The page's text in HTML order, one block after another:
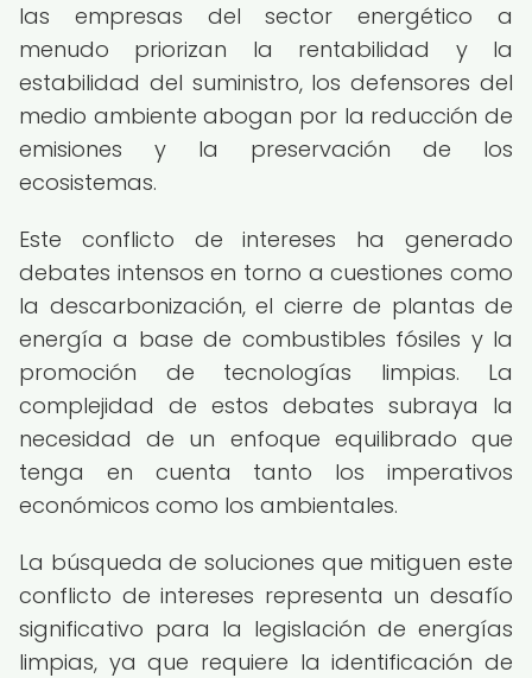
las empresas del sector energético a
menudo priorizan la rentabilidad y la
estabilidad del suministro, los defensores del
medio ambiente abogan por la reducción de
emisiones y la preservación de los
ecosistemas.
Este conflicto de intereses ha generado
debates intensos en torno a cuestiones como
la descarbonización, el cierre de plantas de
energía a base de combustibles fósiles y la
promoción de tecnologías limpias. La
complejidad de estos debates subraya la
necesidad de un enfoque equilibrado que
tenga en cuenta tanto los imperativos
económicos como los ambientales.
La búsqueda de soluciones que mitiguen este
conflicto de intereses representa un desafío
significativo para la legislación de energías
limpias, ya que requiere la identificación de